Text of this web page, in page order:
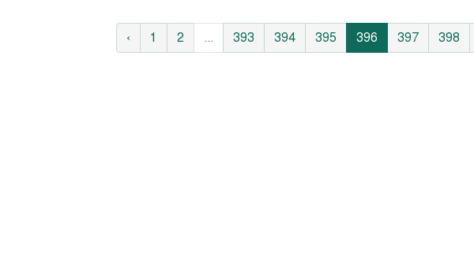
‹ 1 2 ... 393 394 395 396 397 398